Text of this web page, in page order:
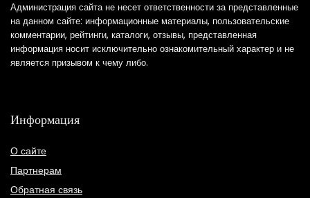
Администрация сайта не несет ответственности за представленные
на данном сайте: информационные материалы, пользовательские
комментарии, рейтинги, каталоги, отзывы, представленная
информация носит исключительно ознакомительный характер и не
является призывом к чему либо.
Информация
О сайте
Партнерам
Обратная связь